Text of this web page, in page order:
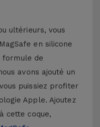
ultérieurs, vous
en silicone
formule de
avons ajouté un
puissiez profiter
Apple. Ajoutez
cette coque,